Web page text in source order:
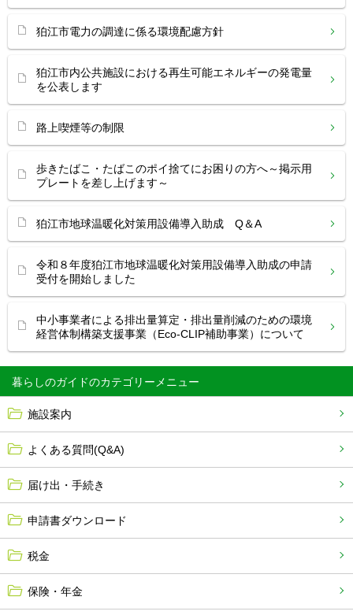
暮らしのガイド
施設案内
よくある質問(Q&A)
届け出・手続き
申請書ダウンロード
税金
保険・年金
狛江市電力の調達に係る環境配慮方針
狛江市内公共施設における再生可能エネルギーの発電量
を公表します
路上喫煙等の制限
歩きたばこ・たばこのポイ捨てにお困りの方へ～掲示用
プレートを差し上げます～
狛江市地球温暖化対策用設備導入助成 Q＆A
令和８年度狛江市地球温暖化対策用設備導入助成の申請
受付を開始しました
中小事業者による排出量算定・排出量削減のための環境
経営体制構築支援事業（Eco-CLIP補助事業）について